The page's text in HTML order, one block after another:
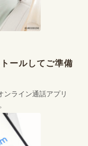
ールしてご準備
ンライン通話アプリ